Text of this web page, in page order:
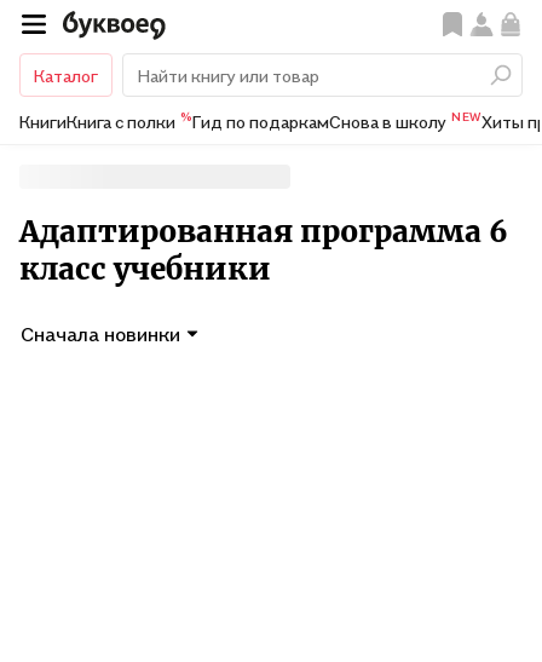
Каталог
КнигиКнига с полки %Гид по подаркамСнова в школу NEWХиты
Адаптированная программа 6
класс учебники
Сначала новинки